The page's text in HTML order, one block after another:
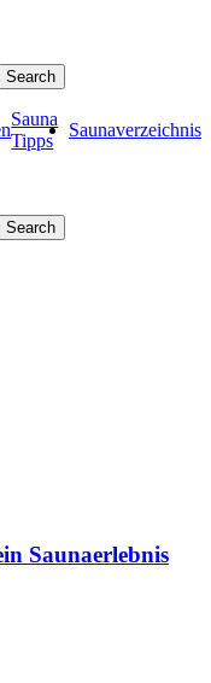
Search
Sauna
Tipps
Saunaverzeichnis
Search
Saunaerlebnis